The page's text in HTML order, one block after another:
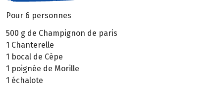
Pour 6 personnes
500 g de Champignon de paris
1 Chanterelle
1 bocal de Cèpe
1 poignée de Morille
1 échalote